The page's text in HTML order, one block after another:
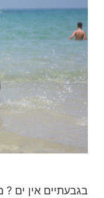
בגבעתיים אין ים ?